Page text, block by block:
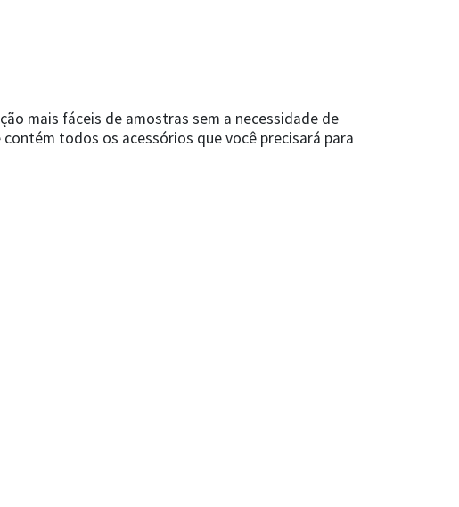
mais fáceis de amostras sem a necessidade de
todos os acessórios que você precisará para